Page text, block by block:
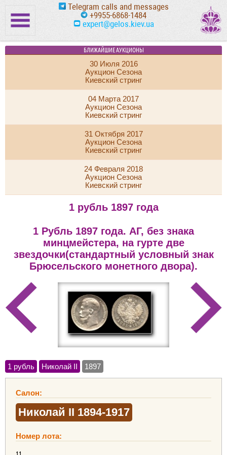
Telegram calls and messages
+9955-6868-1484
expert@gelos.kiev.ua
БЛИЖАЙШИЕ АУКЦИОНЫ
30 Июля 2016
Аукцион Сезона
Киевский стринг
04 Марта 2017
Аукцион Сезона
Киевский стринг
31 Октября 2017
Аукцион Сезона
Киевский стринг
24 Февраля 2018
Аукцион Сезона
Киевский стринг
1 рубль 1897 года
1 Рубль 1897 года. АГ, без знака
минцмейстера, на гурте две
звездочки(стандартный условный знак
Брюсельского монетного двора).
1 рубль Николай II 1897
Салон:
Николай II 1894-1917
Номер лота: